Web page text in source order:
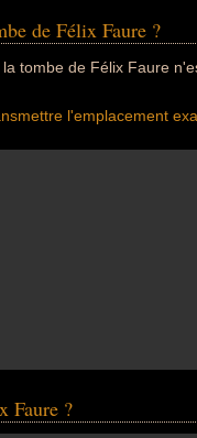
de Félix Faure ?
tombe de Félix Faure
l'emplacement
Faure ?